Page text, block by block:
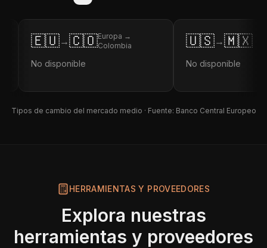
🇪🇺→🇨🇴Europa →
Colombia
No disponible
🇺🇸→🇲🇽 EEUU
No disponible
Tipos de cambio del mercado medio · Fuente: Banco Central Europeo
HERRAMIENTAS Y PROVEEDORES
Explora nuestras
herramientas y proveedores